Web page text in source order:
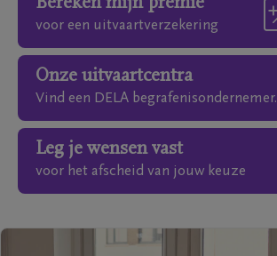
Bereken mijn premie
voor een uitvaartverzekering
Onze uitvaartcentra
Vind een DELA begrafenisondernemer.
Leg je wensen vast
voor het afscheid van jouw keuze